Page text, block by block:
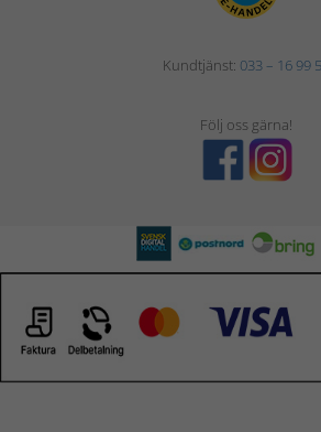
Kundtjänst: 033 – 16 99
Följ oss gärna!